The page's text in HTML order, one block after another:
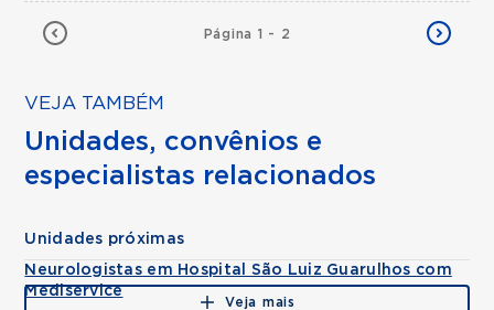
Página 1 - 2
VEJA TAMBÉM
Unidades, convênios e
especialistas relacionados
Unidades próximas
Neurologistas em Hospital São Luiz Guarulhos com
Mediservice
Veja mais